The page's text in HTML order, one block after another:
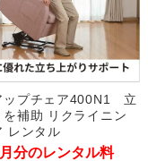
ップチェア400N1 立
を補助 リクライニン
レンタル
分のレンタル料